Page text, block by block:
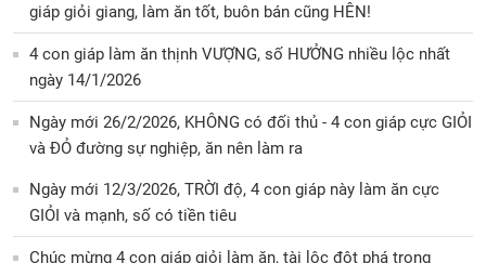
giáp giỏi giang, làm ăn tốt, buôn bán cũng HÊN!
4 con giáp làm ăn thịnh VƯỢNG, số HƯỞNG nhiều lộc nhất
ngày 14/1/2026
Ngày mới 26/2/2026, KHÔNG có đối thủ - 4 con giáp cực GIỎI
và ĐỎ đường sự nghiệp, ăn nên làm ra
Ngày mới 12/3/2026, TRỜI độ, 4 con giáp này làm ăn cực
GIỎI và mạnh, số có tiền tiêu
Chúc mừng 4 con giáp giỏi làm ăn, tài lộc đột phá trong